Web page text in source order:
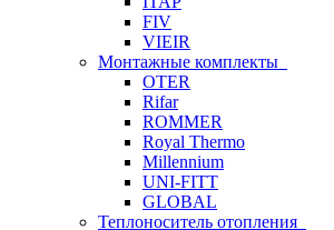
FIV
VIEIR
Монтажные комплекты
OTER
Rifar
ROMMER
Royal Thermo
Millennium
UNI-FITT
GLOBAL
Теплоноситель отопления